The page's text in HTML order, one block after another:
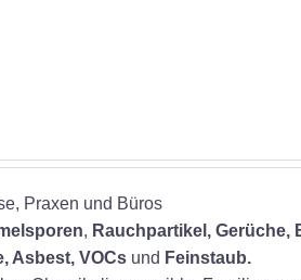
Praxen und Büros
, Rauchpartikel, Gerüche,
Asbest, VOCsund Feinstaub.